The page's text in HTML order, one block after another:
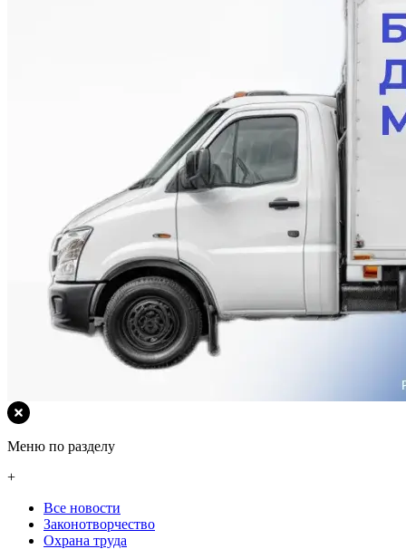
Меню по разделу
+
Все новости
Законотворчество
Охрана труда